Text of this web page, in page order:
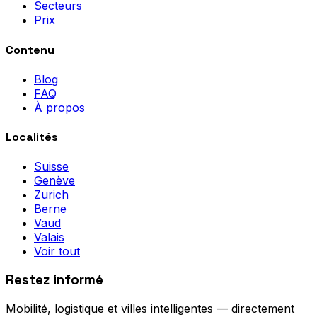
Secteurs
Prix
Contenu
Blog
FAQ
À propos
Localités
Suisse
Genève
Zurich
Berne
Vaud
Valais
Voir tout
Restez informé
Mobilité, logistique et villes intelligentes — directement